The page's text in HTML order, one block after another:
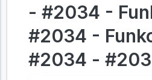
- #2034 -
#2034 -
#2034 -